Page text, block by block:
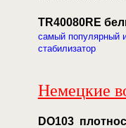
ТR40080RE
самый популярный
стабилизатор
Немецкие
DО103